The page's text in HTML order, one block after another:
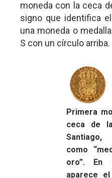
moneda con la ceca
signo que identifica
una moneda o
S con un círculo arriba.
Primera
ceca de
como
oro”. En
aparece